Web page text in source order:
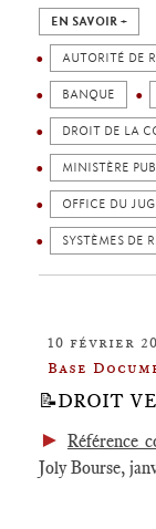
EN SAVOIR +
AUTORITÉ DE
BANQUE
DROIT DE LA
MINISTÈRE
OFFICE DU
SYSTÈMES DE
10 février
Base
📝DROIT
► Référence
Joly Bourse,